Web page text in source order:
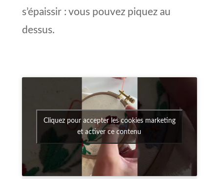
s’épaissir : vous pouvez piquez au
dessus.
Cliquez pour accepter les cookies marketing
et activer ce contenu